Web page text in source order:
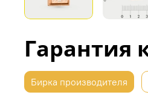
Гарантия
Бирка производителя